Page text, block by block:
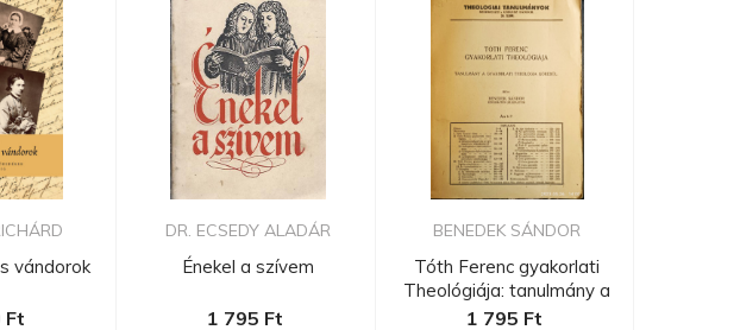
vándorok
Ft
DR. ECSEDY ALADÁR
Énekel a szívem
1 795 Ft
BENEDEK SÁNDOR
Tóth Ferenc gyakorlati
Theológiája: tanulmány a
g...
1 795 Ft